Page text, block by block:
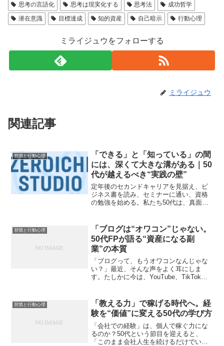
思考の言語化
思考は現実化する 思考法
成功哲学
潜在意識
目標達成 知的資産 自己暗示 行動心理
ミライジュウをフォローする
ミライジュウ
関連記事
習慣と行動心理
「できる」と「知っている」の間
には、深くて大きな溝がある｜50
代が越えるべき“実践の壁”
定年後のセカンドキャリアを見据え、ビ
ジネス書を読み、セミナーに通い、資格
の勉強を始める。私たち50代は、真面目
なことに気づきませんか？知識は確実に
増えている。マーケティ...
習慣と行動心理
「ブログは“オワコン”じゃない。
50代FPが語る“資産になる副
業”の本質
「ブログって、もうオワコンなんじゃな
い？」最近、そんな声をよく耳にしま
す。たしかに今は、YouTube、TikTok、
も「動画編集」や「プログラミング」、
「...
習慣と行動心理
「教える力」で稼げる時代へ。経
験を“価値”に変える50代の学び方
「会社での経験」は、個人で稼ぐ力にな
るのか？50代という節目を迎えると、
「このまま会社人生を続けるだけでいい